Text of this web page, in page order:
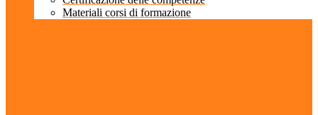
Materiali corsi di formazione